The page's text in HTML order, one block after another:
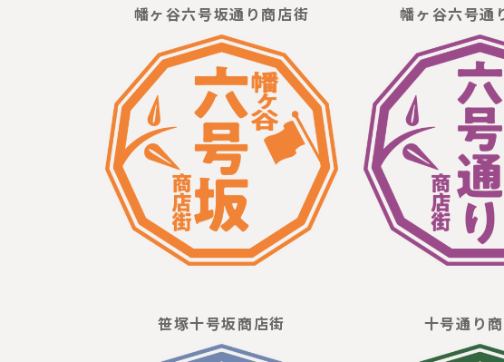
幡ヶ谷六号坂通り商店街 幡ヶ谷六号通
笹塚十号坂商店街 十号通り